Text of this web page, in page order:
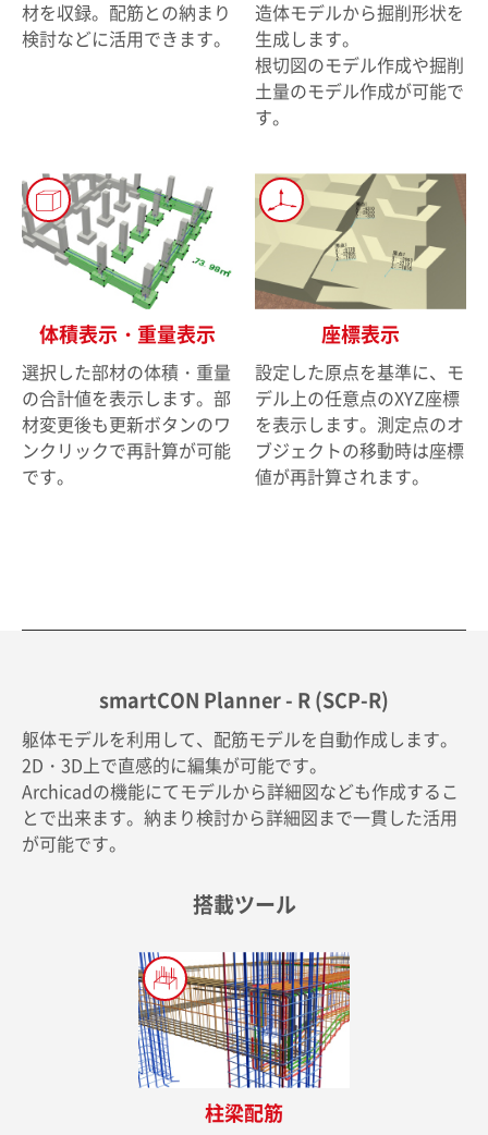
材を収録。配筋との納まり
検討などに活用できます。
造体モデルから掘削形状を
生成します。
根切図のモデル作成や掘削
土量のモデル作成が可能で
す。
体積表示・重量表示
選択した部材の体積・重量
の合計値を表示します。部
材変更後も更新ボタンのワ
ンクリックで再計算が可能
です。
座標表示
設定した原点を基準に、モ
デル上の任意点のXYZ座標
を表示します。測定点のオ
ブジェクトの移動時は座標
値が再計算されます。
smartCON Planner - R (SCP-R)
躯体モデルを利用して、配筋モデルを自動作成します。
2D・3D上で直感的に編集が可能です。
Archicadの機能にてモデルから詳細図なども作成するこ
とで出来ます。納まり検討から詳細図まで一貫した活用
が可能です。
搭載ツール
柱梁配筋